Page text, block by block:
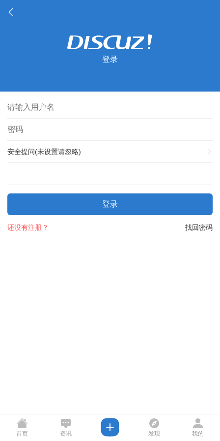
登录
安全提问(未设置请忽略)
登录
找回密码
还没有注册？
首页 资讯 发现 我的